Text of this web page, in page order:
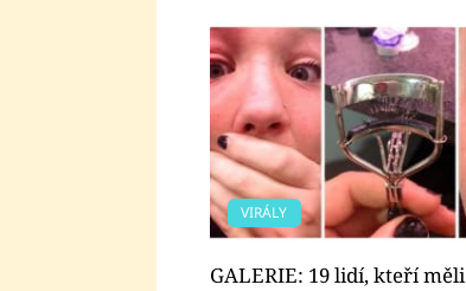
VIRÁLY
GALERIE: 19 lidí, kteří měli